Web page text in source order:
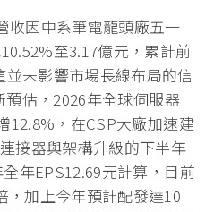
收因中系筆電龍頭廠五一
至3.17億元，累計前
未影響市場長線布局的信
估，2026年全球伺服器
12.8%，在CSP大廠加速建
接器與架構升級的下半年
年EPS12.69元計算，目前
，加上今年預計配發達10